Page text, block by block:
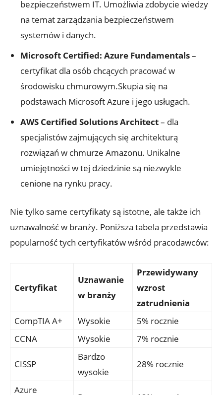
bezpieczeństwem IT. Umożliwia zdobycie wiedzy
na temat zarządzania bezpieczeństwem
systemów i danych.
Microsoft Certified: Azure Fundamentals–
certyfikat dla osób chcących pracować w
środowisku chmurowym.Skupia się na
podstawach Microsoft Azure i jego usługach.
AWS Certified Solutions Architect– dla
specjalistów zajmujących się architekturą
rozwiązań w chmurze Amazonu. Unikalne
umiejętności w tej dziedzinie są niezwykle
cenione na rynku pracy.
Nie tylko same certyfikaty są istotne, ale także ich
uznawalność w branży. Poniższa tabela przedstawia
popularność tych certyfikatów wśród pracodawców:
Certyfikat
Uznawanie
w branży
Przewidywany
wzrost
zatrudnienia
CompTIA A+
Wysokie
5% rocznie
CCNA
Wysokie 7% rocznie
CISSP
Bardzo
wysokie
28% rocznie
Azure